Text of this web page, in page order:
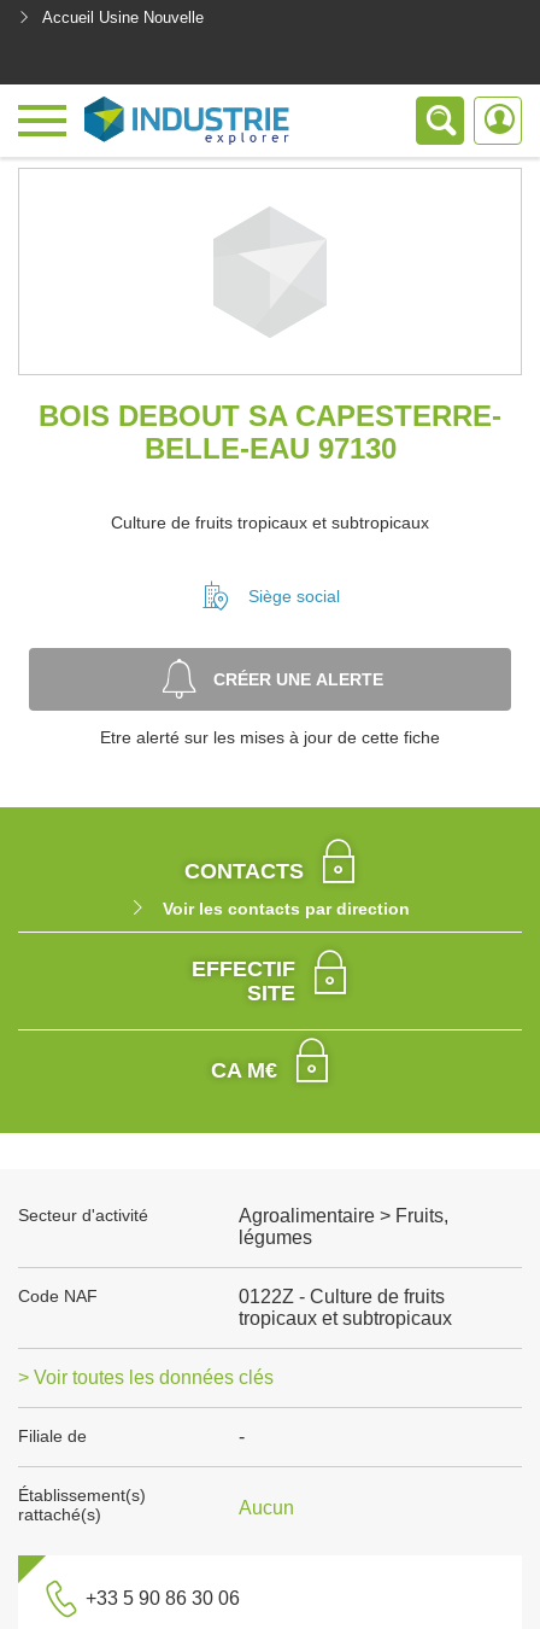
Accueil Usine Nouvelle
BOIS DEBOUT SA CAPESTERRE-
BELLE-EAU 97130
Culture de fruits tropicaux et subtropicaux
Siège social
CRÉER UNE ALERTE
Etre alerté sur les mises à jour de cette fiche
CONTACTS
Voir les contacts par direction
EFFECTIF
SITE
CA M€
Secteur d'activité
Agroalimentaire > Fruits,
légumes
Code NAF
0122Z - Culture de fruits
tropicaux et subtropicaux
> Voir toutes les données clés
Filiale de -
Établissement(s)
rattaché(s)
Aucun
+33 5 90 86 30 06